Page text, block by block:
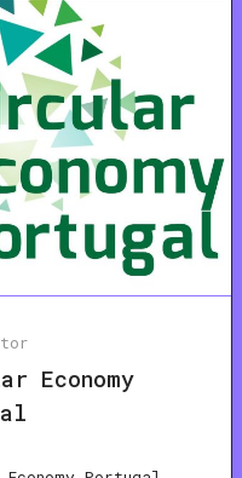
Economy